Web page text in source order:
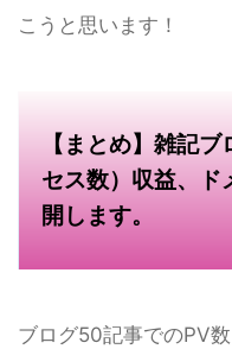
こうと思います！
【まとめ】雑記
セス数）収益、ド
開します。
ブログ50記事でのPV